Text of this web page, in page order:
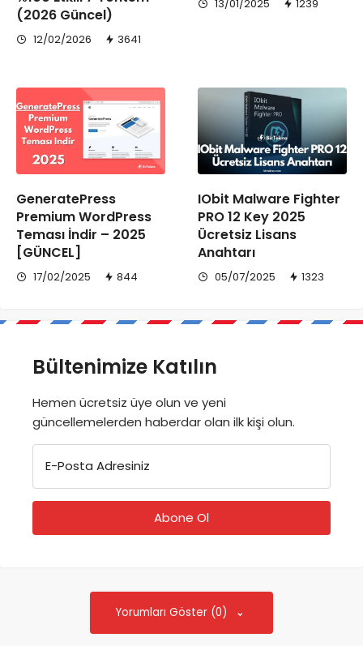
(2026 Güncel)
12/02/2026 3641
13/01/2025 1239
GeneratePress
Premium WordPress
Teması İndir – 2025
[GÜNCEL]
17/02/2025 844
IObit Malware Fighter
PRO 12 Key 2025
Ücretsiz Lisans
Anahtarı
05/07/2025 1323
Bültenimize Katılın
Hemen ücretsiz üye olun ve yeni
güncellemelerden haberdar olan ilk kişi olun.
E-Posta Adresiniz
Yorumları Göster (0)